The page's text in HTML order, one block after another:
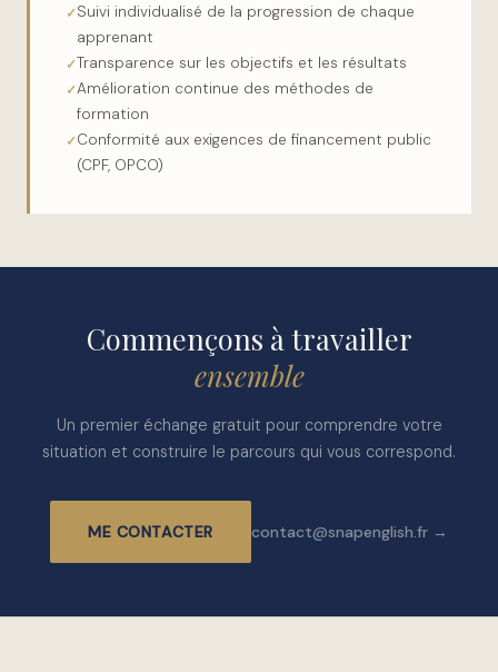
Suivi individualisé de la progression de chaque
apprenant
Transparence sur les objectifs et les résultats
Amélioration continue des méthodes de
formation
Conformité aux exigences de financement public
(CPF, OPCO)
Commençons à travailler
ensemble
Un premier échange gratuit pour comprendre votre
situation et construire le parcours qui vous correspond.
ME CONTACTER contact@snapenglish.fr →